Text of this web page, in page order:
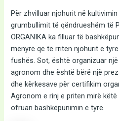
Për zhvilluar njohurit në
grumbullimit të qëndrueshëm të
ORGANIKA ka filluar të
mënyrë që të rriten njohurit e
fushës. Sot, është organizuar
agronom dhe është bërë një
dhe kërkesave për certifikim
Agronom e rinj e priten mirë këtë
ofruan bashkëpunimin e tyre.